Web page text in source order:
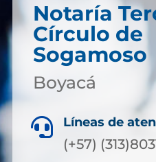
Notaría
Círculo de
Sogamoso
Boyacá
 Líneas de
(+57)